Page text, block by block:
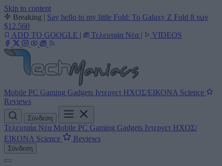
Skip to content
Breaking | Say hello to my little Fold: Το Galaxy Z Fold 8 των
$12.560
ADD TO GOOGLE | Τελευταία Νέα | VIDEOS
Mobile PC Gaming Gadgets Ιντερνετ ΗΧΟΣ/ΕΙΚΟΝΑ Science
Reviews
Σύνδεση
Τελευταία Νέα Mobile PC Gaming Gadgets Ιντερνετ ΗΧΟΣ/
ΕΙΚΟΝΑ Science Reviews
Σύνδεση